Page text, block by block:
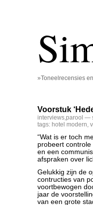
»Toneelrecensies
Voorstuk
interviews,parool —
tags: hotel modern,
“Wat is er toch
probeert
en een
afspraken over
Gelukkig zijn de
contructies van
voortbewogen
jaar de
van een grote